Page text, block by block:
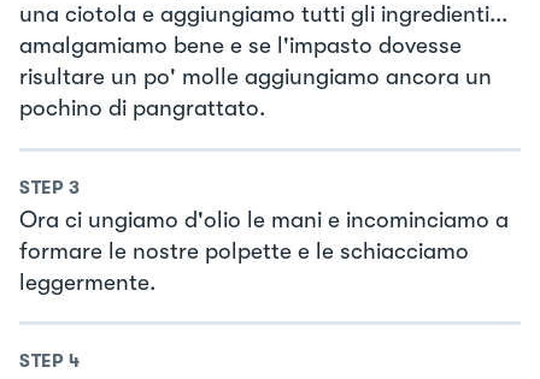
una ciotola e aggiungiamo tutti gli ingredienti...
amalgamiamo bene e se l'impasto dovesse
risultare un po' molle aggiungiamo ancora un
pochino di pangrattato.
STEP 3
Ora ci ungiamo d'olio le mani e incominciamo a
formare le nostre polpette e le schiacciamo
leggermente.
STEP 4